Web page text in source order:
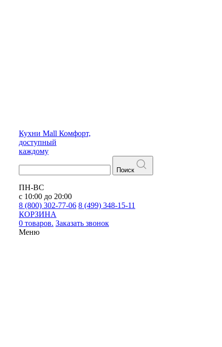
Кухни Mall Комфорт,
доступный
каждому
Поиск
ПН-ВС
с 10:00 до 20:00
8 (800) 302-77-06 8 (499) 348-15-11
КОРЗИНА
0 товаров. Заказать звонок
Меню